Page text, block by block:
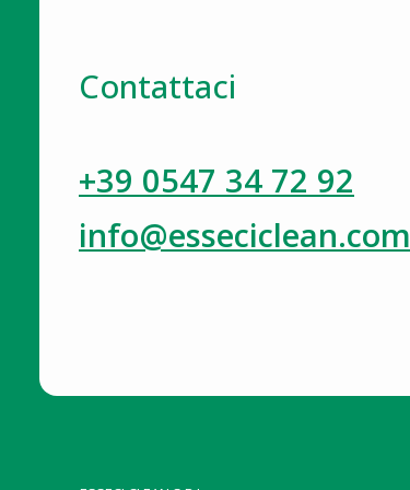
Contattaci
+39 0547 34 72 92
info@esseciclean.com